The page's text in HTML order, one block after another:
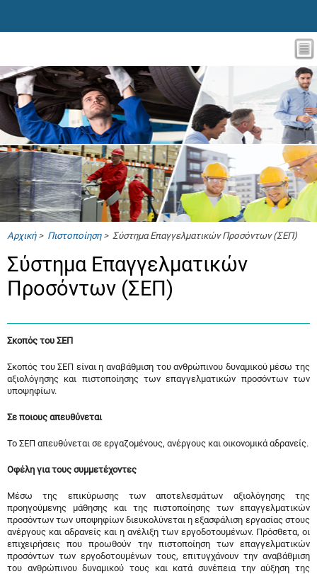
Αρχική> Πιστοποίηση> Σύστημα Επαγγελματικών Προσόντων (ΣΕΠ)
Σύστημα Επαγγελματικών
Προσόντων (ΣΕΠ)
Σκοπός του ΣΕΠ
Σκοπός του ΣΕΠ είναι η αναβάθμιση του ανθρώπινου δυναμικού μέσω της
αξιολόγησης και πιστοποίησης των επαγγελματικών προσόντων των
υποψηφίων.
Σε ποιους απευθύνεται
Το ΣΕΠ απευθύνεται σε εργαζομένους, ανέργους και οικονομικά αδρανείς.
Οφέλη για τους συμμετέχοντες
Μέσω της επικύρωσης των αποτελεσμάτων αξιολόγησης της
προηγούμενης μάθησης και της πιστοποίησης των επαγγελματικών
προσόντων των υποψηφίων διευκολύνεται η εξασφάλιση εργασίας στους
ανέργους και αδρανείς και η ανέλιξη των εργοδοτουμένων. Πρόσθετα, οι
επιχειρήσεις που προωθούν την πιστοποίηση των επαγγελματικών
προσόντων των εργοδοτουμένων τους, επιτυγχάνουν την αναβάθμιση
του ανθρώπινου δυναμικού τους και κατά συνέπεια την αύξηση της